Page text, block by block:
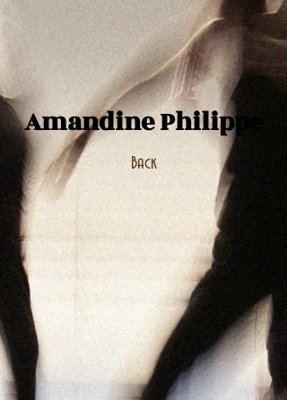
Amandine Philippe
Back